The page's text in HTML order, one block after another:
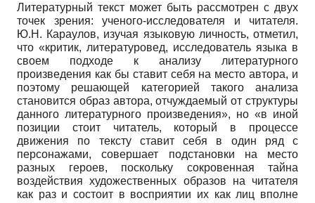
Литературный текст может быть рассмотрен с двух
точек зрения: ученого-исследователя и читателя.
Ю.Н. Караулов, изучая языковую личность, отметил,
что «критик, литературовед, исследователь языка в
своем подходе к анализу литературного
произведения как бы ставит себя на место автора, и
поэтому решающей категорией такого анализа
становится образ автора, отчуждаемый от структуры
данного литературного произведения», но «в иной
позиции стоит читатель, который в процессе
движения по тексту ставит себя в один ряд с
персонажами, совершает подстановки на место
разных героев, поскольку сокровенная тайна
воздействия художественных образов на читателя
как раз и состоит в восприятии их как лиц вполне